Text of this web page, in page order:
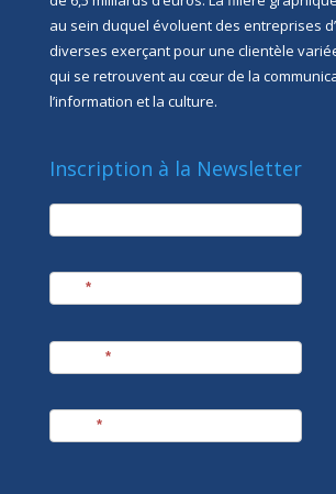
au sein duquel évoluent des entreprises
diverses exerçant pour une clientèle
qui se retrouvent au cœur de la
l’information et la culture.
Inscription à la Newsletter
newsletter
*
*
*